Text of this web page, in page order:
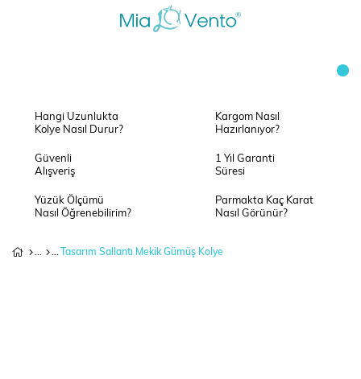
Hangi Uzunlukta
Kolye Nasıl Durur?
Kargom Nasıl
Hazırlanıyor?
Güvenli
Alışveriş
1 Yıl Garanti
Süresi
Yüzük Ölçümü
Nasıl Öğrenebilirim?
Parmakta Kaç Karat
Nasıl Görünür?
Tasarım Sallantı Mekik Gümüş Kolye